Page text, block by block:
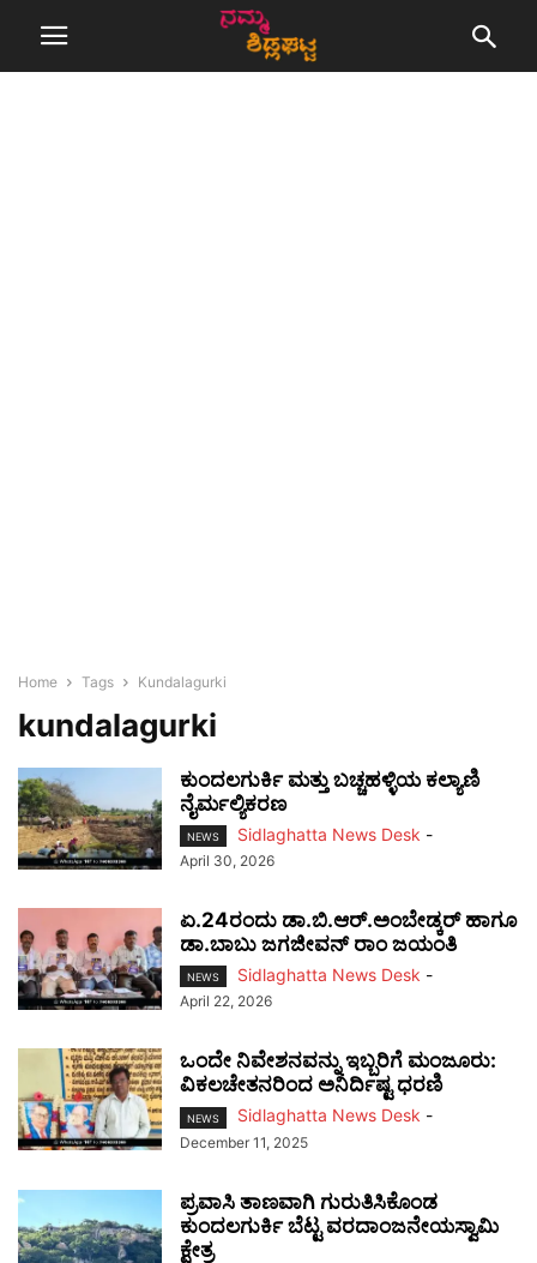
Home Tags Kundalagurki
kundalagurki
ಕುಂದಲಗುರ್ಕಿ ಮತ್ತು ಬಚ್ಚಹಳ್ಳಿಯ ಕಲ್ಯಾಣಿ
ನೈರ್ಮಲ್ಯಿಕರಣ
NEWS Sidlaghatta News Desk -
April 30, 2026
ಏ.24ರಂದು ಡಾ.ಬಿ.ಆರ್.ಅಂಬೇಡ್ಕರ್ ಹಾಗೂ
ಡಾ.ಬಾಬು ಜಗಜೀವನ್ ರಾಂ ಜಯಂತಿ
NEWS Sidlaghatta News Desk -
April 22, 2026
ಒಂದೇ ನಿವೇಶನವನ್ನು ಇಬ್ಬರಿಗೆ ಮಂಜೂರು:
ವಿಕಲಚೇತನರಿಂದ ಅನಿರ್ದಿಷ್ಟ ಧರಣಿ
NEWS Sidlaghatta News Desk -
December 11, 2025
ಪ್ರವಾಸಿ ತಾಣವಾಗಿ ಗುರುತಿಸಿಕೊಂಡ
ಕುಂದಲಗುರ್ಕಿ ಬೆಟ್ಟ ವರದಾಂಜನೇಯಸ್ವಾಮಿ
ಕ್ಷೇತ್ರ